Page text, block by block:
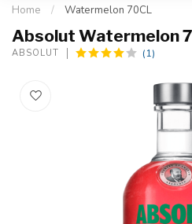
Home / Watermelon 70CL
Absolut Watermelon
ABSOLUT (1)